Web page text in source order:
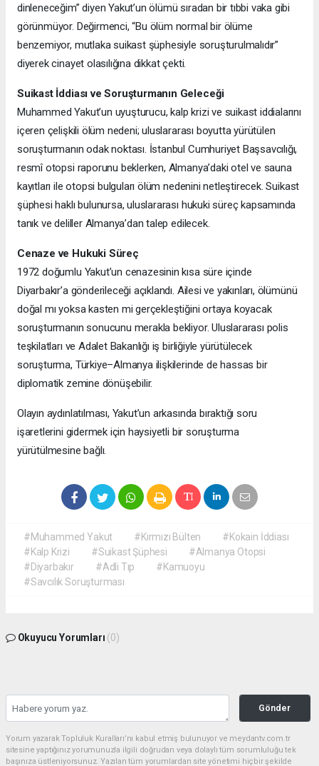
dinleneceğim” diyen Yakut’un ölümü sıradan bir tıbbi vaka gibi
görünmüyor. Değirmenci, “Bu ölüm normal bir ölüme
benzemiyor, mutlaka suikast şüphesiyle soruşturulmalıdır”
diyerek cinayet olasılığına dikkat çekti.
Suikast İddiası ve Soruşturmanın Geleceği
Muhammed Yakut’un uyuşturucu, kalp krizi ve suikast iddialarını
içeren çelişkili ölüm nedeni; uluslararası boyutta yürütülen
soruşturmanın odak noktası. İstanbul Cumhuriyet Başsavcılığı,
resmî otopsi raporunu beklerken, Almanya’daki otel ve sauna
kayıtları ile otopsi bulguları ölüm nedenini netleştirecek. Suikast
şüphesi haklı bulunursa, uluslararası hukuki süreç kapsamında
tanık ve deliller Almanya’dan talep edilecek.
Cenaze ve Hukuki Süreç
1972 doğumlu Yakut’un cenazesinin kısa süre içinde
Diyarbakır’a gönderileceği açıklandı. Ailesi ve yakınları, ölümünü
doğal mı yoksa kasten mi gerçekleştiğini ortaya koyacak
soruşturmanın sonucunu merakla bekliyor. Uluslararası polis
teşkilatları ve Adalet Bakanlığı iş birliğiyle yürütülecek
soruşturma, Türkiye–Almanya ilişkilerinde de hassas bir
diplomatik zemine dönüşebilir.
Olayın aydınlatılması, Yakut’un arkasında bıraktığı soru
işaretlerini gidermek için haysiyetli bir soruşturma
yürütülmesine bağlı.
#Muhammed Yakut #Kırmızı Bülten
#Kokain İddiası
#Kalp Krizi
#Suikast Şüphesi
#Almanya Otopsi
#Diyarbakır
#Adli Tıp
#Kamuoyu
#Savcılık Soruşturması
Okuyucu Yorumları (0)
Gönder
Yorum yazarak Topluluk Kuralları’nı kabul etmiş bulunuyor ve meydantv.com.tr
sitesine yaptığınız yorumunuzla ilgili doğrudan veya dolaylı tüm sorumluluğu tek
başınıza üstleniyorsunuz. Yazılan tüm yorumlardan site yönetimi hiçbir şekilde